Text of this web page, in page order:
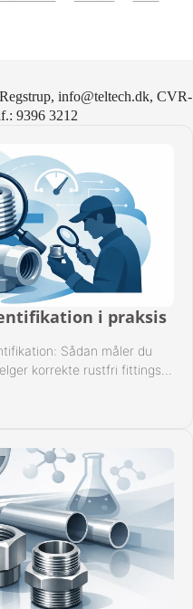
info@teltech.dk, CVR-
9396 3212
i praksis
Sådan måler du
korrekte rustfri fittings